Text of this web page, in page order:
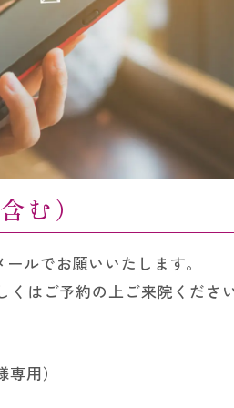
む）
ルでお願いいたします。
くはご予約の上ご来院くださ
専用）